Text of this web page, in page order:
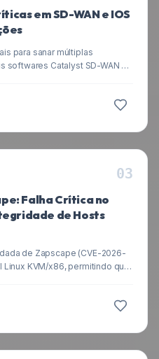
em SD-WAN e IOS
para sanar múltiplas
softwares Catalyst SD-WAN e
03
Falha Crítica no
de Hosts
de Zapscape (CVE-2026-
KVM/x86, permitindo que
e como proteger seus